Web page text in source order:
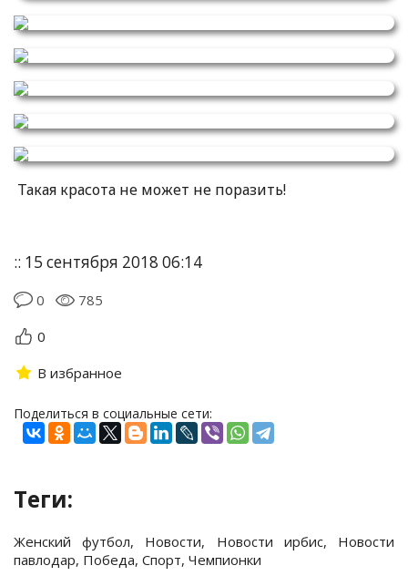
Такая красота не может не поразить!
:: 15 сентября 2018 06:14
0
785
0
В избранное
Поделиться в социальные сети:
Теги:
Женский футбол, Новости, Новости ирбис, Новости
павлодар, Победа, Спорт, Чемпионки